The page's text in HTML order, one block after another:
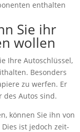
enthalten
Sie ihr
wollen
Ihre Autoschlüssel,
Besonders
zu werfen. Er
des Autos sind.
können Sie ihn von
ist jedoch zeit-